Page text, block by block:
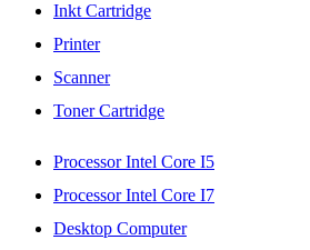
Inkt Cartridge
Printer
Scanner
Toner Cartridge
Processor Intel Core I5
Processor Intel Core I7
Desktop Computer